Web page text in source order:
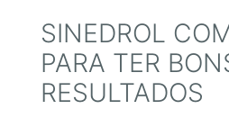
SINEDROL
PARA TER
RESULTADOS